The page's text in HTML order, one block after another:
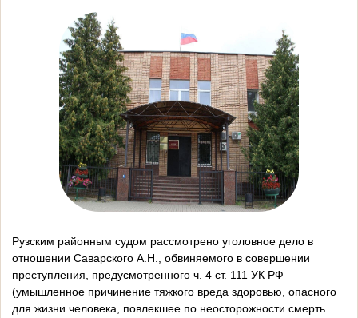
Рузским районным судом рассмотрено уголовное дело в
отношении Саварского А.Н., обвиняемого в совершении
преступления, предусмотренного ч. 4 ст. 111 УК РФ
(умышленное причинение тяжкого вреда здоровью, опасного
для жизни человека, повлекшее по неосторожности смерть